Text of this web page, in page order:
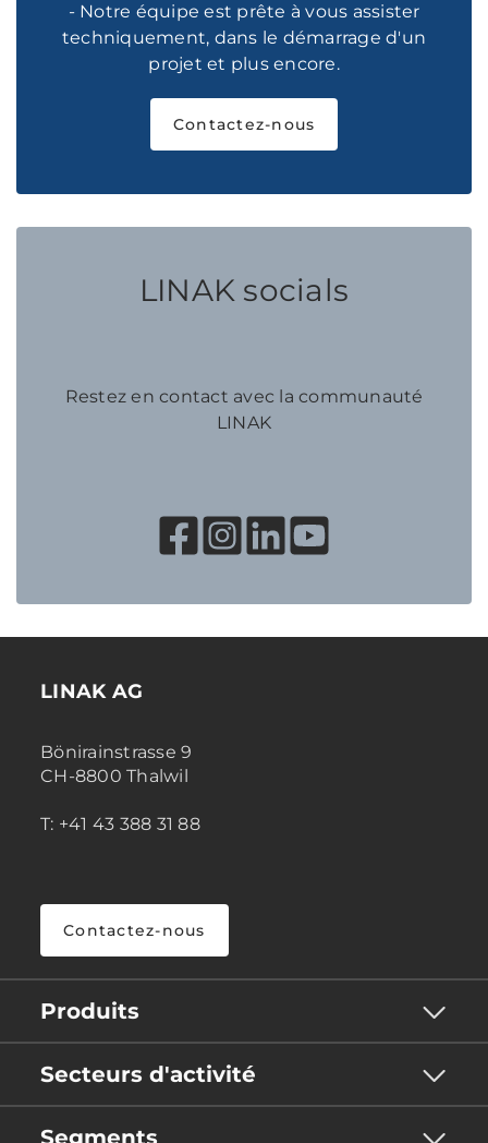
- Notre équipe est prête à vous assister
techniquement, dans le démarrage d'un
projet et plus encore.
Contactez-nous
LINAK socials
Restez en contact avec la communauté
LINAK
LINAK AG
Bönirainstrasse 9
CH-8800 Thalwil
T: +41 43 388 31 88
Contactez-nous
Produits
Secteurs d'activité
Segments